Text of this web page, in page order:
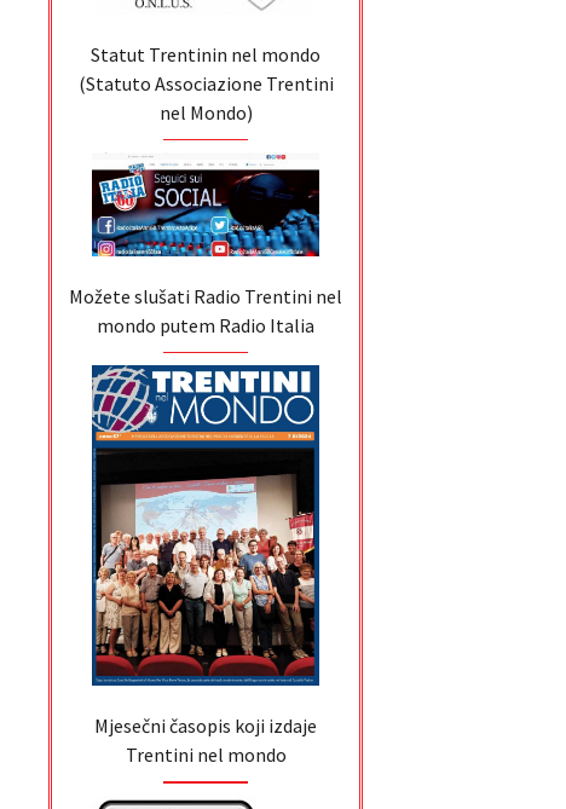
Statut Trentinin nel mondo
(Statuto Associazione Trentini
nel Mondo)
Možete slušati Radio Trentini nel
mondo putem Radio Italia
Mjesečni časopis koji izdaje
Trentini nel mondo